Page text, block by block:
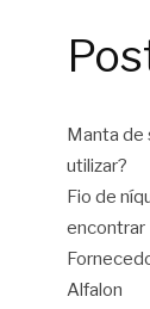
Manta de
utilizar?
Fio de
encontrar
Alfalon